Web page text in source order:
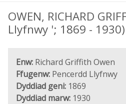
OWEN, RICHARD
Llyfnwy '; 1869 - 1930)
Enw: Richard Griffith Owen
Ffugenw: Pencerdd Llyfnwy
Dyddiad geni: 1869
Dyddiad marw: 1930